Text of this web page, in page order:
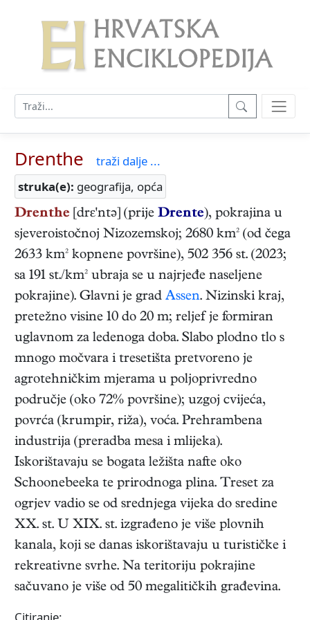
Drenthe
traži dalje ...
struka(e): geografija, opća
Drenthe [drε'ntə] (prije Drente), pokrajina u
sjeveroistočnoj Nizozemskoj; 2680 km² (od čega
2633 km² kopnene površine), 502 356 st. (2023;
sa 191 st./km² ubraja se u najrjeđe naseljene
pokrajine). Glavni je grad Assen. Nizinski kraj,
pretežno visine 10 do 20 m; reljef je formiran
uglavnom za ledenoga doba. Slabo plodno tlo s
mnogo močvara i tresetišta pretvoreno je
agrotehničkim mjerama u poljoprivredno
područje (oko 72% površine); uzgoj cvijeća,
povrća (krumpir, riža), voća. Prehrambena
industrija (preradba mesa i mlijeka).
Iskorištavaju se bogata ležišta nafte oko
Schoonebeeka te prirodnoga plina. Treset za
ogrjev vadio se od srednjega vijeka do sredine
XX. st. U XIX. st. izgrađeno je više plovnih
kanala, koji se danas iskorištavaju u turističke i
rekreativne svrhe. Na teritoriju pokrajine
sačuvano je više od 50 megalitičkih građevina.